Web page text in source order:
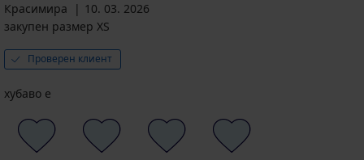
Красимира
10. 03. 2026
закупен размер XS
Проверен клиент
хубаво е